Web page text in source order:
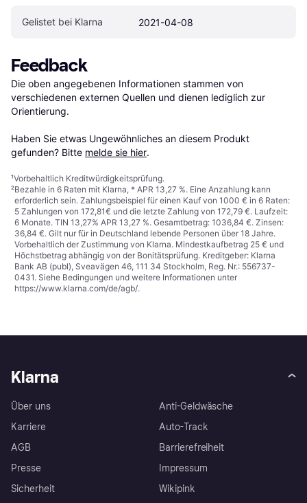
Gelistet bei Klarna 2021-04-08
Feedback
Die oben angegebenen Informationen stammen von
verschiedenen externen Quellen und dienen lediglich zur
Orientierung.
Haben Sie etwas Ungewöhnliches an diesem Produkt
gefunden? Bitte melde sie hier.
¹Vorbehaltlich Kreditwürdigkeitsprüfung.
²Bezahle in 6 Raten mit Klarna, * APR 13,27 %. Eine Anzahlung kann
erforderlich sein. Zahlungsbeispiel für einen Kauf von 1000 € in 6 Raten:
5 Zahlungen von 172,81€ und die letzte Zahlung von 172,79 €. Laufzeit:
6 Monate. TIN 13,27% APR 13,27 %. Gesamtbetrag: 1036,84 €. Zinsen:
36,84 €. Gilt nur für in Deutschland lebende Personen über 18 Jahre.
Vorbehaltlich der Zustimmung von Klarna. Mindestkaufbetrag 25 € und
Höchstbetrag abhängig von der Bonitätsprüfung. Kreditgeber: Klarna
Bank AB (publ), Sveavägen 46, 111 34 Stockholm, Reg. Nr.: 556737-
0431. Siehe Bedingungen und weitere Informationen unter
https://www.klarna.com/de/agb/.
Klarna
Über uns
Karriere
AGB
Presse
Sicherheit
Anti-Geldwäsche
Auto-Track
Barrierefreiheit
Impressum
Wikipink